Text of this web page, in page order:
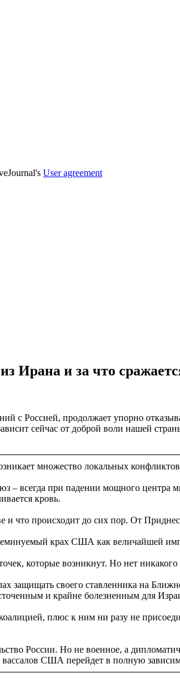
User agreement
Ирана и за что
с Россией, продолжает упорно
сейчас от доброй воли нашей
множество локальных
– всегда при падении мощного центра
кровь.
и что происходит до сих пор. От
крах США как величайшей
которые возникнут. Но нет никакого
защищать своего ставленника на
и крайне болезненным для
плюс к ним ни разу не
России. Но не военное, а
вассалов США перейдет в полную